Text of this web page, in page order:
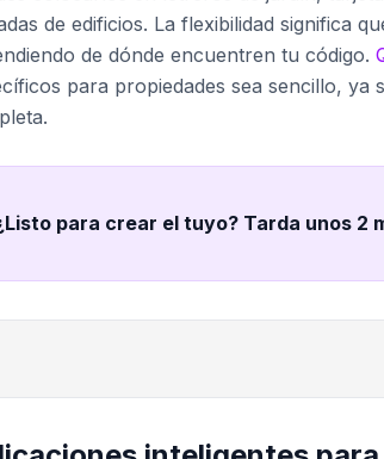
de edificios. La flexibilidad significa
de dónde encuentren tu código.
para propiedades sea sencillo, ya
para crear el tuyo? Tarda unos 2